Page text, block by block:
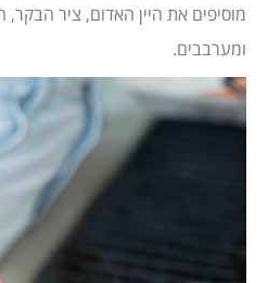
מוסיפים את היין האדום, ציר הבקר,
ומערבבים.